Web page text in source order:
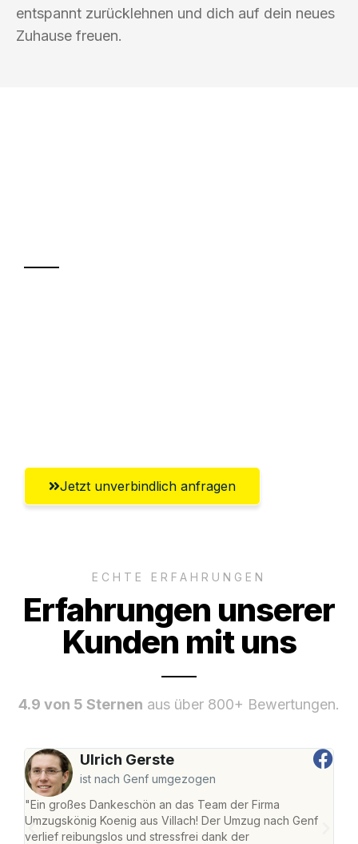
entspannt zurücklehnen und dich auf dein neues
Zuhause freuen.
Jetzt unverbindlich anfragen
ECHTE ERFAHRUNGEN
Erfahrungen unserer
Kunden mit uns
4.9 von 5 Sternen aus über 800+ Bewertungen.
Ulrich Gerste
ist nach Genf umgezogen
"Ein großes Dankeschön an das Team der Firma
Umzugskönig Koenig aus Villach! Der Umzug nach Genf
verlief reibungslos und stressfrei dank der